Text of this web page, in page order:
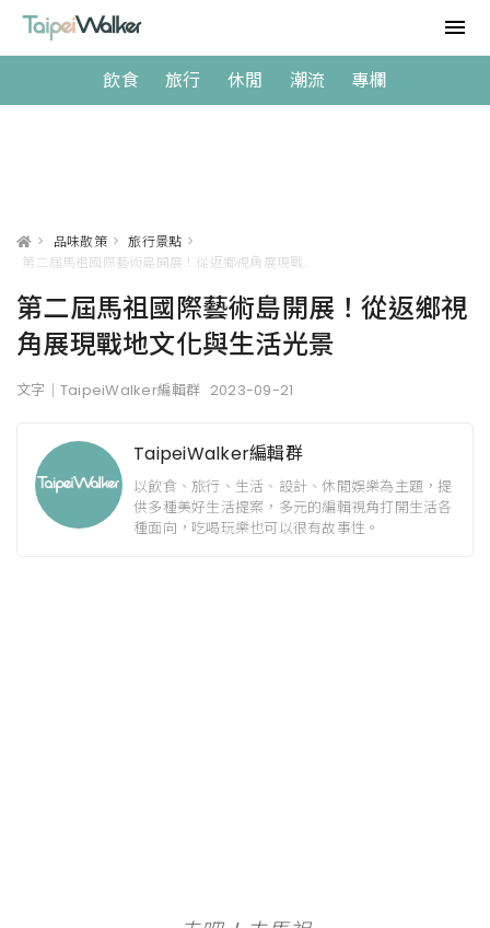
飲食 旅行 休閒 潮流 專欄
> 品味散策 > 旅行景點 >
第二屆馬祖國際藝術島開展！從返鄉視
角展現戰地文化與生活光景
文字｜TaipeiWalker編輯群 2023-09-21
TaipeiWalker編輯群
以飲食、旅行、生活、設計、休閒娛樂為主題，提
供多種美好生活提案，多元的編輯視角打開生活各
種面向，吃喝玩樂也可以很有故事性。